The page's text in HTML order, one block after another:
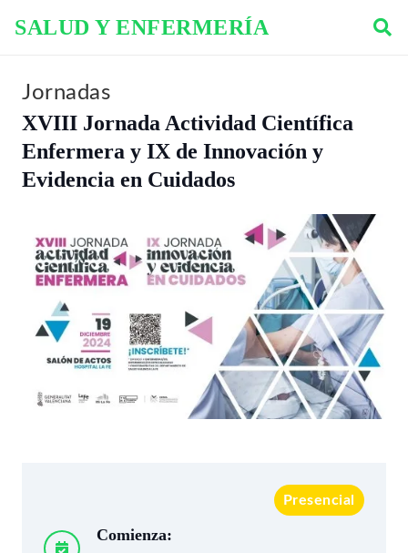
SALUD Y ENFERMERÍA
Jornadas
XVIII Jornada Actividad Científica
Enfermera y IX de Innovación y
Evidencia en Cuidados
Presencial
Comienza: